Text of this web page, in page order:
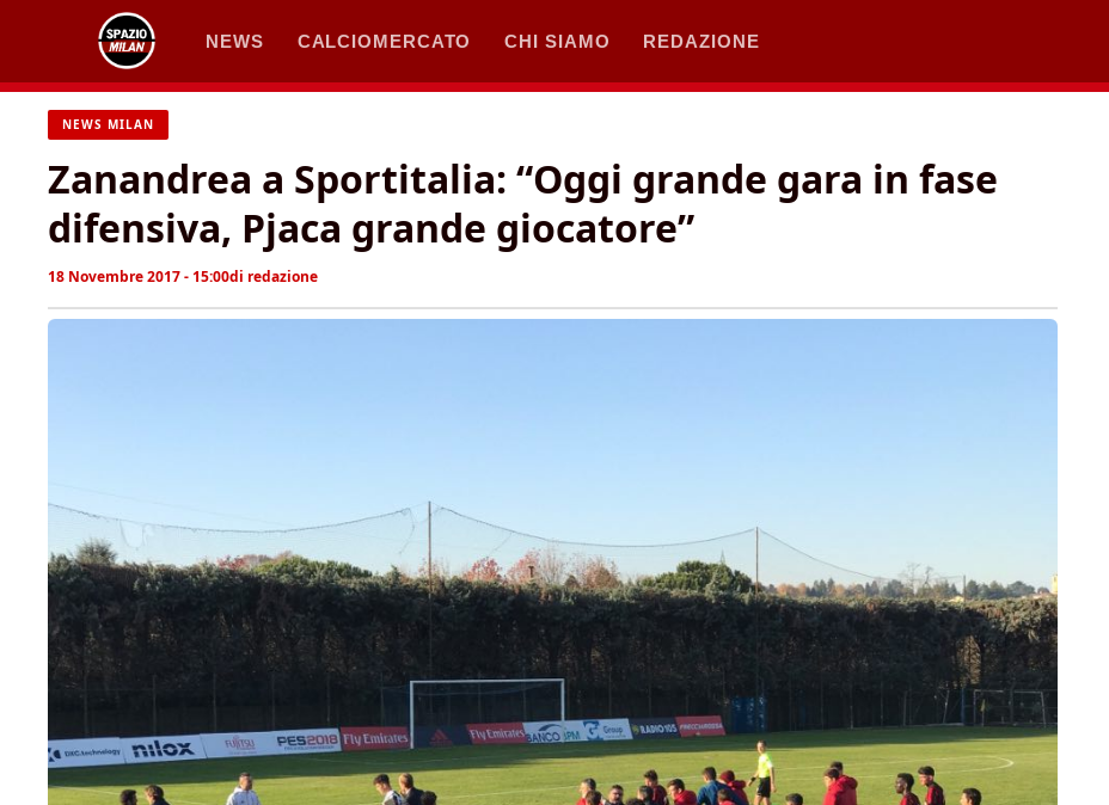
contenuto
NEWS CALCIOMERCATO CHI SIAMO REDAZIONE
NEWS MILAN
Zanandrea a Sportitalia: “Oggi grande gara in fase
difensiva, Pjaca grande giocatore”
18 Novembre 2017 - 15:00di redazione